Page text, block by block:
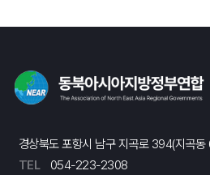
경상북도 포항시 남구 지곡로 394(지곡
TEL
054-223-2308